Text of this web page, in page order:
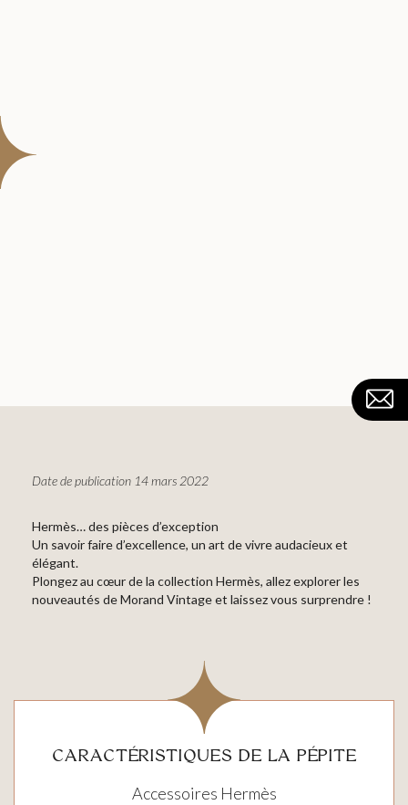
Date de publication 14 mars 2022
Hermès… des pièces d’exception
Un savoir faire d’excellence, un art de vivre audacieux et
élégant.
Plongez au cœur de la collection Hermès, allez explorer les
nouveautés de Morand Vintage et laissez vous surprendre !
CARACTÉRISTIQUES DE LA PÉPITE
Accessoires Hermès